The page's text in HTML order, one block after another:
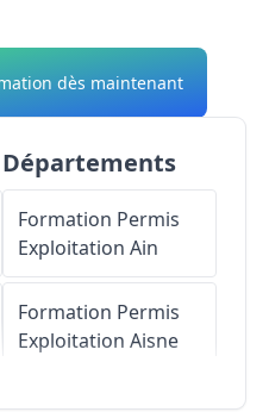
dès maintenant
Départements
Formation Permis
Exploitation Ain
Formation Permis
Exploitation Aisne
Formation Permis